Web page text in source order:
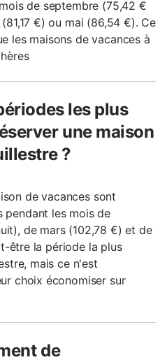
de septembre (75,42 €
€) ou mai (86,54 €). Ce
les maisons de vacances à
les plus
une maison
?
de vacances sont
pendant les mois de
de mars (102,78 €) et de
être la période la plus
mais ce n'est
choix économiser sur
de